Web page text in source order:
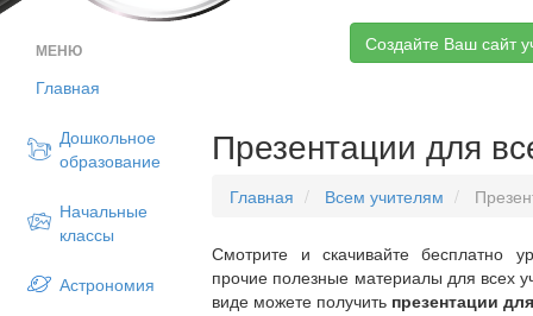
МЕНЮ
Главная
Дошкольное
образование
Начальные
классы
Астрономия
Создайте Ваш сайт
Презентации для
Главная Всем учителям
Смотрите и скачивайте бесплатно
прочие полезные материалы для всех
виде можете получить презентации